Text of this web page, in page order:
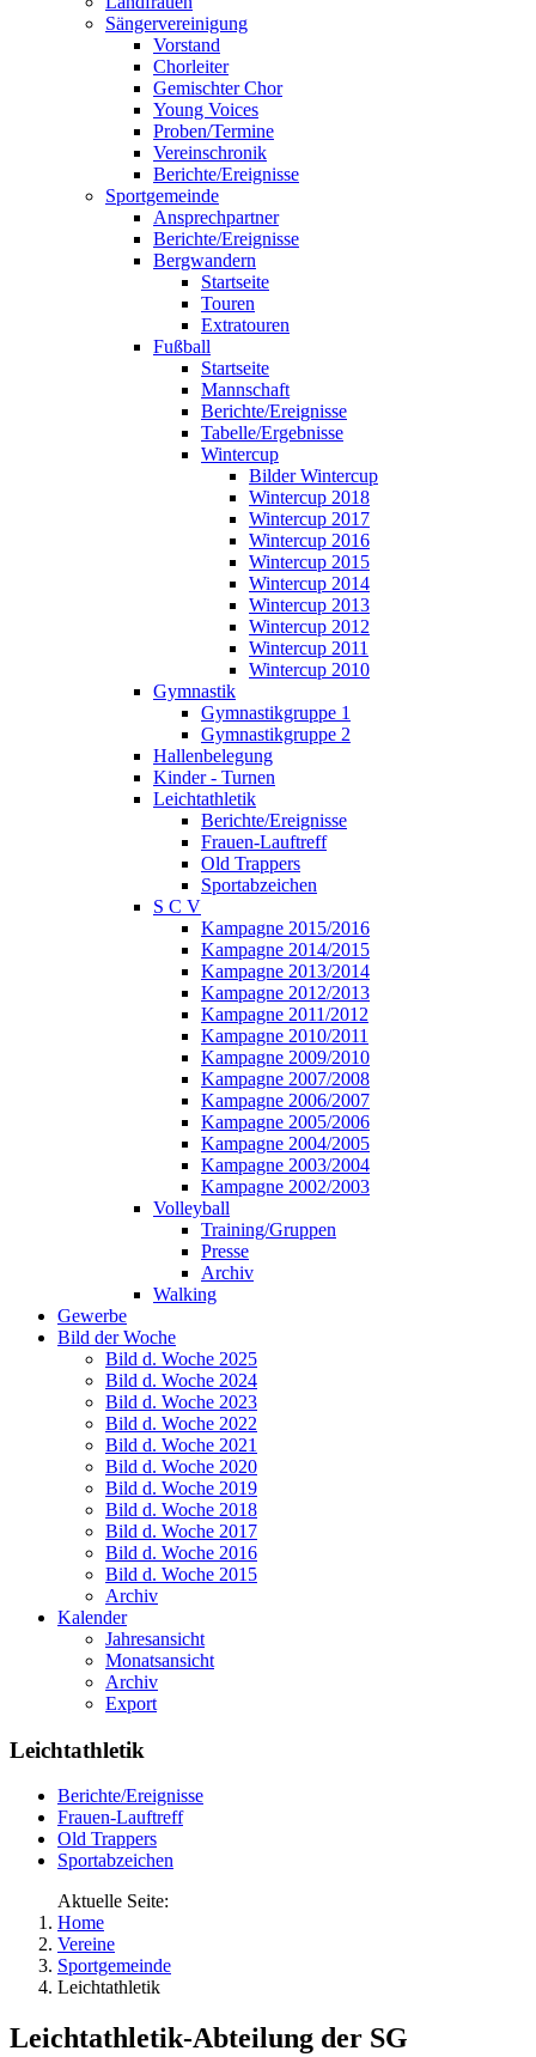
Sängervereinigung
Vorstand
Chorleiter
Gemischter Chor
Young Voices
Proben/Termine
Vereinschronik
Berichte/Ereignisse
Sportgemeinde
Ansprechpartner
Berichte/Ereignisse
Bergwandern
Startseite
Touren
Extratouren
Fußball
Startseite
Mannschaft
Berichte/Ereignisse
Tabelle/Ergebnisse
Wintercup
Bilder Wintercup
Wintercup 2018
Wintercup 2017
Wintercup 2016
Wintercup 2015
Wintercup 2014
Wintercup 2013
Wintercup 2012
Wintercup 2011
Wintercup 2010
Gymnastik
Gymnastikgruppe 1
Gymnastikgruppe 2
Hallenbelegung
Kinder - Turnen
Leichtathletik
Berichte/Ereignisse
Frauen-Lauftreff
Old Trappers
Sportabzeichen
S C V
Kampagne 2015/2016
Kampagne 2014/2015
Kampagne 2013/2014
Kampagne 2012/2013
Kampagne 2011/2012
Kampagne 2010/2011
Kampagne 2009/2010
Kampagne 2007/2008
Kampagne 2006/2007
Kampagne 2005/2006
Kampagne 2004/2005
Kampagne 2003/2004
Kampagne 2002/2003
Volleyball
Training/Gruppen
Presse
Archiv
Walking
Gewerbe
Bild der Woche
Bild d. Woche 2025
Bild d. Woche 2024
Bild d. Woche 2023
Bild d. Woche 2022
Bild d. Woche 2021
Bild d. Woche 2020
Bild d. Woche 2019
Bild d. Woche 2018
Bild d. Woche 2017
Bild d. Woche 2016
Bild d. Woche 2015
Archiv
Kalender
Jahresansicht
Monatsansicht
Archiv
Export
Leichtathletik
Berichte/Ereignisse
Frauen-Lauftreff
Old Trappers
Sportabzeichen
Aktuelle Seite:
Home
Vereine
Sportgemeinde
Leichtathletik
Leichtathletik-Abteilung der SG